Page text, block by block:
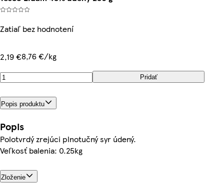
Zatiaľ bez hodnotení
2,19 €8,76 €/kg
Pridať
Popis produktu
Popis
Polotvrdý zrejúci plnotučný syr údený.
Veľkosť balenia: 0.25kg
Zloženie